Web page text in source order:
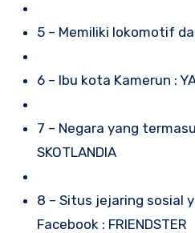
5 – Memiliki lokomotif
6 – Ibu kota Kamerun :
7 – Negara yang
SKOTLANDIA
8 – Situs jejaring sosial
Facebook : FRIENDSTER